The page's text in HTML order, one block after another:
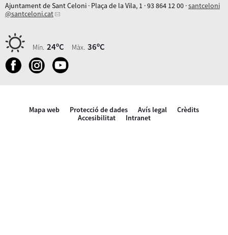
Ajuntament de Sant Celoni · Plaça de la Vila, 1 · 93 864 12 00 ·santceloni
@santceloni.cat
Mín. 24ºC Màx. 36ºC
Mapa web Protecció de dades Avís legal
Crèdits
Accesibilitat
Intranet